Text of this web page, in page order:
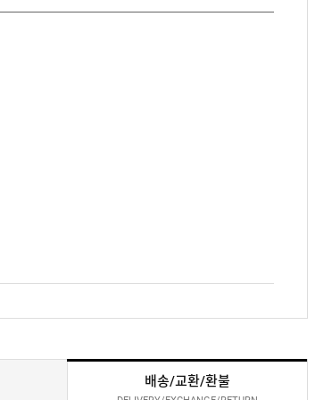
배송/교환/환불